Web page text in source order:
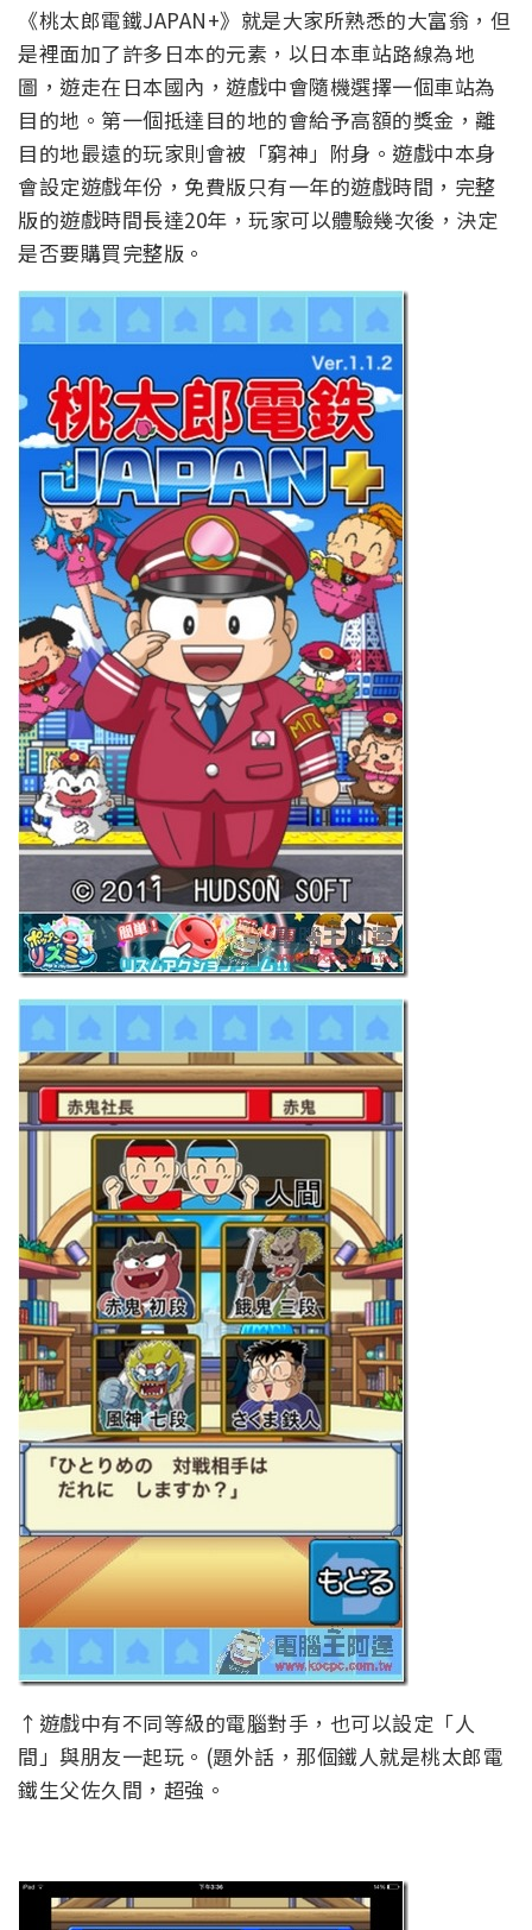
《桃太郎電鐵JAPAN+》就是大家所熟悉的大富翁，但
是裡面加了許多日本的元素，以日本車站路線為地
圖，遊走在日本國內，遊戲中會隨機選擇一個車站為
目的地。第一個抵達目的地的會給予高額的獎金，離
目的地最遠的玩家則會被「窮神」附身。遊戲中本身
會設定遊戲年份，免費版只有一年的遊戲時間，完整
版的遊戲時間長達20年，玩家可以體驗幾次後，決定
是否要購買完整版。
↑遊戲中有不同等級的電腦對手，也可以設定「人
間」與朋友一起玩。(題外話，那個鐵人就是桃太郎電
鐵生父佐久間，超強。